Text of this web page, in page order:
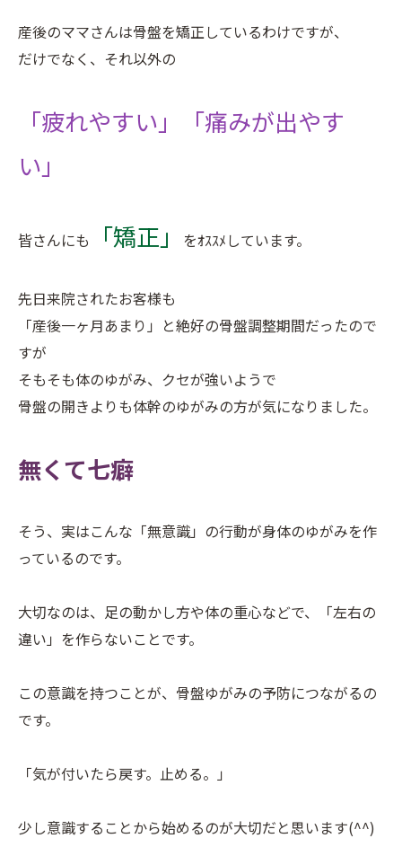
産後のママさんは骨盤を矯正しているわけですが、
だけでなく、それ以外の
「疲れやすい」「痛みが出やす
い」
皆さんにも 「矯正」 をｵｽｽﾒしています。
先日来院されたお客様も
「産後一ヶ月あまり」と絶好の骨盤調整期間だったので
すが
そもそも体のゆがみ、クセが強いようで
骨盤の開きよりも体幹のゆがみの方が気になりました。
無くて七癖
そう、実はこんな「無意識」の行動が身体のゆがみを作
っているのです。
大切なのは、足の動かし方や体の重心などで、「左右の
違い」を作らないことです。
この意識を持つことが、骨盤ゆがみの予防につながるの
です。
「気が付いたら戻す。止める。」
少し意識することから始めるのが大切だと思います(^^)